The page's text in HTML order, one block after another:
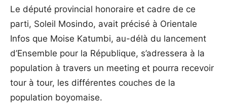
Le député provincial honoraire et cadre de ce
parti, Soleil Mosindo, avait précisé à Orientale
Infos que Moise Katumbi, au-délà du lancement
d’Ensemble pour la République, s’adressera à la
population à travers un meeting et pourra recevoir
tour à tour, les différentes couches de la
population boyomaise.